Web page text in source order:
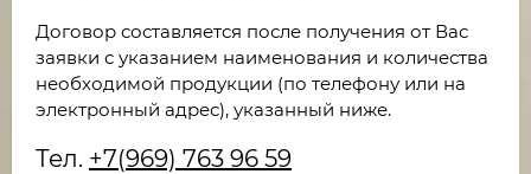
Договор составляется после получения от Вас
заявки с указанием наименования и количества
необходимой продукции (по телефону или на
электронный адрес), указанный ниже.
Тел. +7(969) 763 96 59